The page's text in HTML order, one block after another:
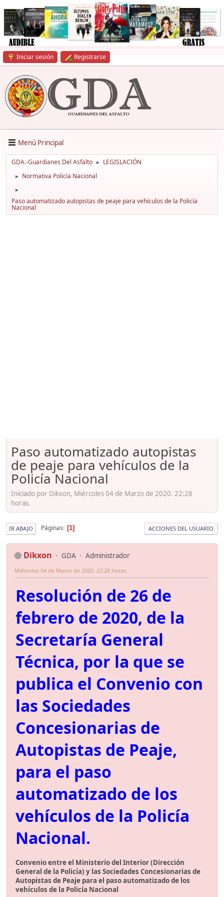
Iniciar sesión Registrarse
Menú Principal
GDA.-Guardianes Del Asfalto ► LEGISLACIÓN
► Normativa Policía Nacional
►
Paso automatizado autopistas de peaje para vehículos de la Policía
Nacional
Paso automatizado autopistas
de peaje para vehículos de la
Policía Nacional
Iniciado por Dikxon, Miércoles 04 de Marzo de 2020. 22:28
horas.
IR ABAJO Páginas 1 ACCIONES DEL USUARIO
Dikxon GDA Administrador
Miércoles 04 de Marzo de 2020. 22:28 horas.
Resolución de 26 de
febrero de 2020, de la
Secretaría General
Técnica, por la que se
publica el Convenio con
las Sociedades
Concesionarias de
Autopistas de Peaje,
para el paso
automatizado de los
vehículos de la Policía
Nacional.
Convenio entre el Ministerio del Interior (Dirección
General de la Policía) y las Sociedades Concesionarias de
Autopistas de Peaje para el paso automatizado de los
vehículos de la Policía Nacional